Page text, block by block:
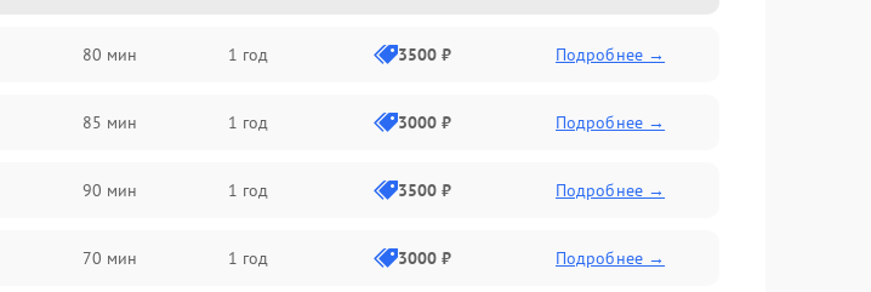
80 мин 1 год 3500 ₽ Подробнее →
85 мин 1 год 3000 ₽ Подробнее →
90 мин 1 год 3500 ₽ Подробнее →
70 мин 1 год 3000 ₽ Подробнее →